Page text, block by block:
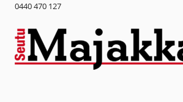
0440 470 127